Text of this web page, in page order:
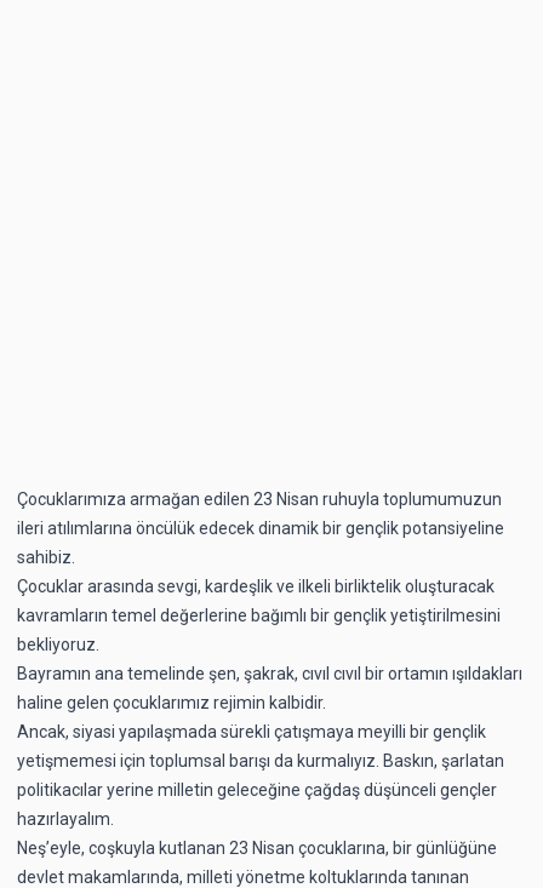
Çocuklarımıza armağan edilen 23 Nisan ruhuyla toplumumuzun
ileri atılımlarına öncülük edecek dinamik bir gençlik potansiyeline
sahibiz.
Çocuklar arasında sevgi, kardeşlik ve ilkeli birliktelik oluşturacak
kavramların temel değerlerine bağımlı bir gençlik yetiştirilmesini
bekliyoruz.
Bayramın ana temelinde şen, şakrak, cıvıl cıvıl bir ortamın ışıldakları
haline gelen çocuklarımız rejimin kalbidir.
Ancak, siyasi yapılaşmada sürekli çatışmaya meyilli bir gençlik
yetişmemesi için toplumsal barışı da kurmalıyız. Baskın, şarlatan
politikacılar yerine milletin geleceğine çağdaş düşünceli gençler
hazırlayalım.
Neş’eyle, coşkuyla kutlanan 23 Nisan çocuklarına, bir günlüğüne
devlet makamlarında, milleti yönetme koltuklarında tanınan